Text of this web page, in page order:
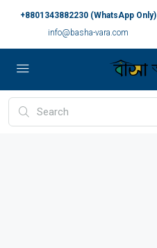
+8801343882230 (WhatsApp Only)
info@basha-vara.com